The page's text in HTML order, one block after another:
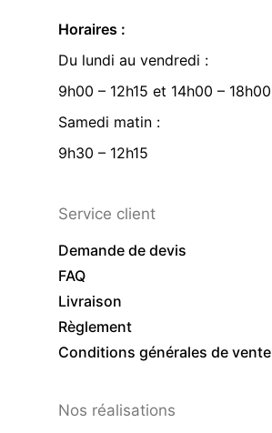
Horaires :
Du lundi au vendredi :
9h00 – 12h15 et 14h00 – 18h00
Samedi matin :
9h30 – 12h15
Service client
Demande de devis
FAQ
Livraison
Règlement
Conditions générales de vente
Nos réalisations